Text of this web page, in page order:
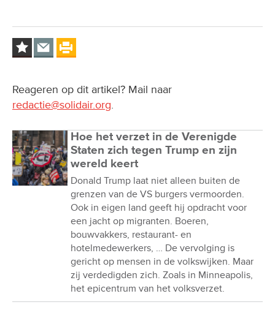
Reageren op dit artikel? Mail naar
redactie@solidair.org.
Hoe het verzet in de Verenigde
Staten zich tegen Trump en zijn
wereld keert
Donald Trump laat niet alleen buiten de
grenzen van de VS burgers vermoorden.
Ook in eigen land geeft hij opdracht voor
een jacht op migranten. Boeren,
bouwvakkers, restaurant- en
hotelmedewerkers, … De vervolging is
gericht op mensen in de volkswijken. Maar
zij verdedigden zich. Zoals in Minneapolis,
het epicentrum van het volksverzet.